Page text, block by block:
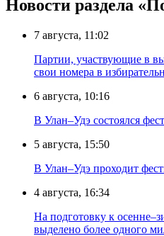
Новости раздела
7 августа, 11:02
Партии, участвующие в
свои номера в
6 августа, 10:16
В Улан–Удэ состоялся
5 августа, 15:50
В Улан–Удэ проходит
4 августа, 16:34
На подготовку к
выделено более одного